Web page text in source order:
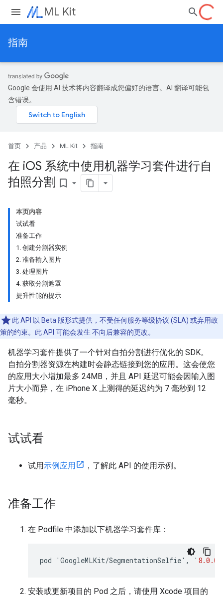
ML Kit
指南
Google 会使用 AI 技术将内容翻译成您偏好的语言。AI 翻译可能包
含错误。
首页 产品 ML Kit 指南
在 iOS 系统中使用机器学习套件进行自
拍照分割 bookmark_border
本页内容
试试看
准备工作
1. 创建分割器实例
2. 准备输入图片
3. 处理图片
4. 获取分割遮罩
提升性能的提示
此 API 以 Beta 版形式提供，不受任何服务等级协议 (SLA) 或弃用政
策的约束。此 API 可能会发生 不向后兼容的更改。
机器学习套件提供了一个针对自拍分割进行优化的 SDK。
自拍分割器资源在构建时会静态链接到您的应用。这会使您
的应用大小增加最多 24MB，并且 API 延迟可能会因输入图
片大小而异，在 iPhone X 上测得的延迟约为 7 毫秒到 12
毫秒。
试试看
试用示例应用 ，了解此 API 的使用示例。
准备工作
在 Podfile 中添加以下机器学习套件库：
pod ' GoogleMLKit/SegmentationSelfie' , ' 8.0.0
安装或更新项目的 Pod 之后，请使用 Xcode 项目的